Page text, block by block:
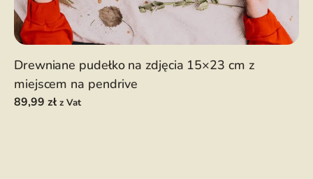
Drewniane pudełko na zdjęcia 15×23 cm z
miejscem na pendrive
89,99 zł z Vat